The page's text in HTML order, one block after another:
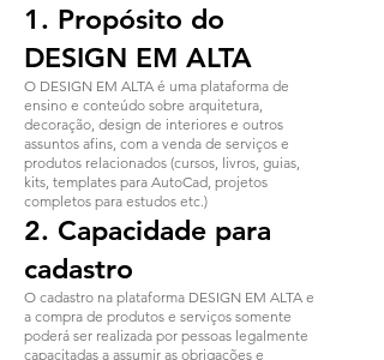
1. Propósito do
DESIGN EM ALTA
O DESIGN EM ALTA é uma plataforma de
ensino e conteúdo sobre arquitetura,
decoração, design de interiores e outros
assuntos afins, com a venda de serviços e
produtos relacionados (cursos, livros, guias,
kits, templates para AutoCad, projetos
completos para estudos etc.)
2. Capacidade para
cadastro
O cadastro na plataforma DESIGN EM ALTA e
a compra de produtos e serviços somente
poderá ser realizada por pessoas legalmente
capacitadas a assumir as obrigações e